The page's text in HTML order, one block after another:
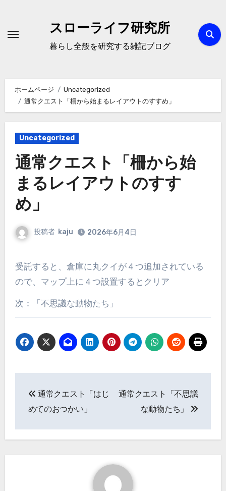
スローライフ研究所
暮らし全般を研究する雑記ブログ
ホームページ
Uncategorized
通常クエスト「柵から始まるレイアウトのすすめ」
Uncategorized
通常クエスト「柵から始
まるレイアウトのすす
め」
投稿者 kaju 2026年6月4日
受託すると、倉庫に丸クイが４つ追加されている
ので、マップ上に４つ設置するとクリア
次：「不思議な動物たち」
稿
ビ
通常クエスト「はじ
めてのおつかい」
通常クエスト「不思議
な動物たち」